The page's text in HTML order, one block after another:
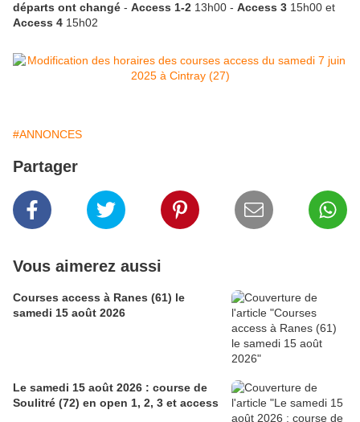
départs ont changé - Access 1-2 13h00 - Access 3 15h00 et
Access 4 15h02
#ANNONCES
Partager
Vous aimerez aussi
Courses access à Ranes (61) le
samedi 15 août 2026
Le samedi 15 août 2026 : course de
Soulitré (72) en open 1, 2, 3 et access